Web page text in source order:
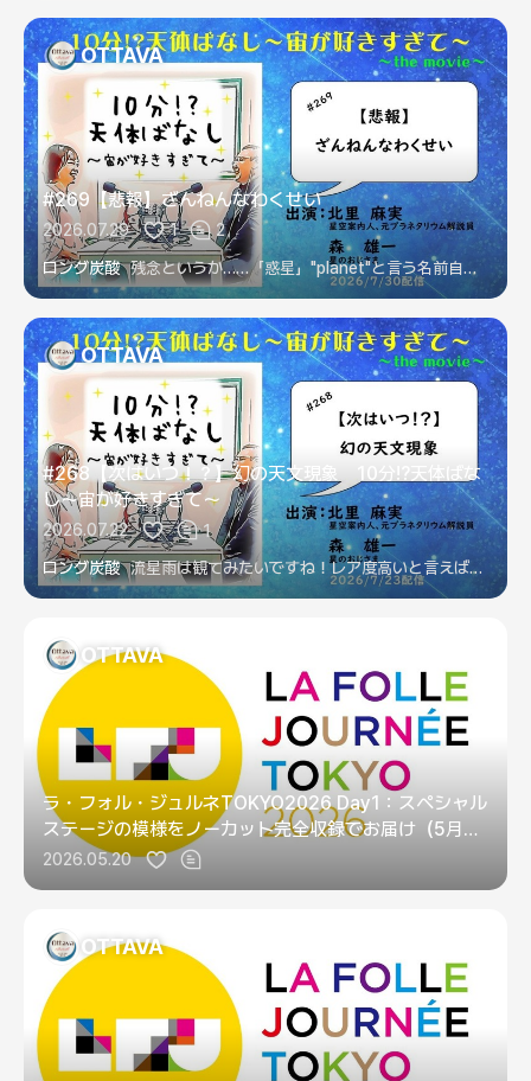
OTTAVA
#269【悲報】ざんねんなわくせい
2026.07.29 1
2
ロング炭酸 残念というか……「惑星」"planet"と言う名前自体が天動説を引きずっているのが……
OTTAVA
#268【次はいつ！？】幻の天文現象 10分!?天体ばな
し～宙が好きすぎて～
2026.07.22
1
ロング炭酸 流星雨は観てみたいですね！レア度高いと言えば肉眼彗星。増光して6等クラスだと、カメラで撮影は出来ても……やはり肉眼で観たいですね
OTTAVA
ラ・フォル・ジュルネTOKYO2026 Day1：スペシャル
ステージの模様をノーカット完全収録でお届け（5月3
日第1日）
2026.05.20
OTTAVA